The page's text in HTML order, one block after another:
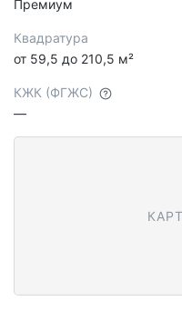
Премиум
Квадратура
от 59,5 до 210,5 м²
КЖК (ФГЖС)
—